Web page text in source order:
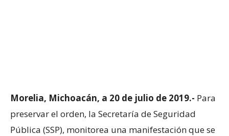
Morelia, Michoacán, a 20 de julio de 2019.- Para
preservar el orden, la Secretaría de Seguridad
Pública (SSP), monitorea una manifestación que se